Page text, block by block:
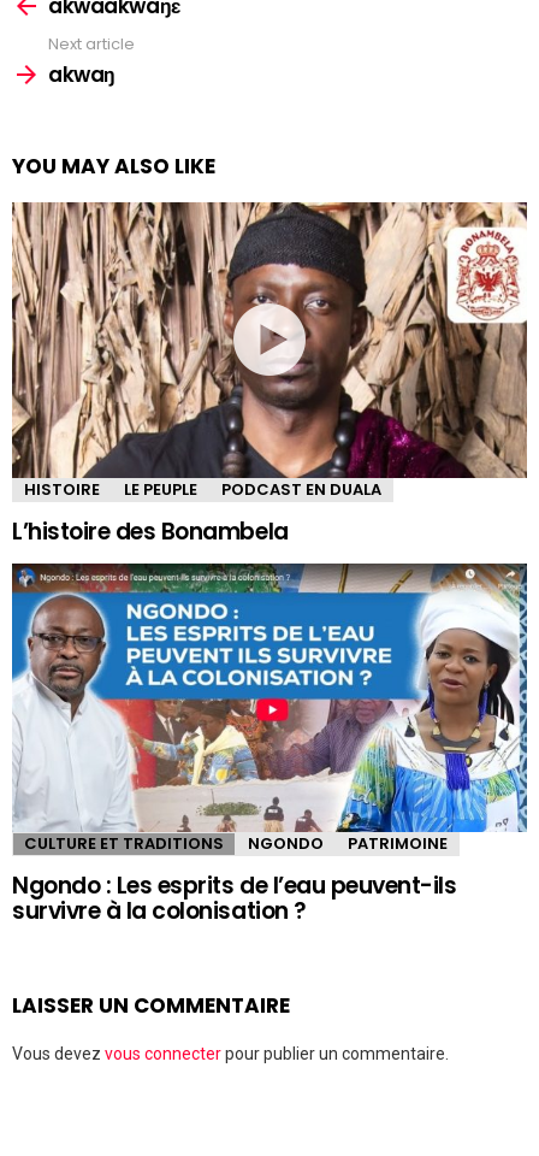
akwaakwaŋɛ
Next article
akwaŋ
YOU MAY ALSO LIKE
HISTOIRE LE PEUPLE PODCAST EN DUALA
L’histoire des Bonambela
CULTURE ET TRADITIONS NGONDO PATRIMOINE
Ngondo : Les esprits de l’eau peuvent-ils
survivre à la colonisation ?
LAISSER UN COMMENTAIRE
Vous devez vous connecterpour publier un commentaire.